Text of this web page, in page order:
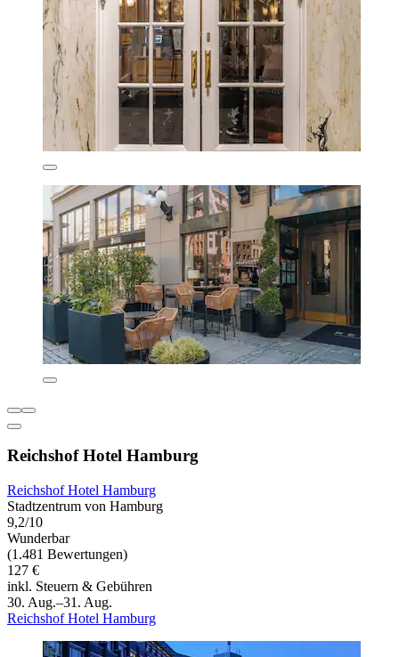
Reichshof Hotel Hamburg
Reichshof Hotel Hamburg
Stadtzentrum von Hamburg
9,2/10
Wunderbar
(1.481 Bewertungen)
127 €
inkl. Steuern & Gebühren
30. Aug.–31. Aug.
Reichshof Hotel Hamburg